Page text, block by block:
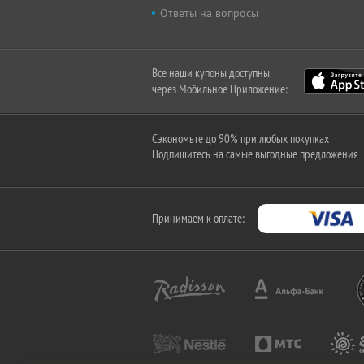
Ответы на вопросы
Все наши купоны доступны
через Мобильное Приложение:
Сэкономьте до 90% при любых покупках
Подпишитесь на самые выгодные предложения
Принимаем к оплате: